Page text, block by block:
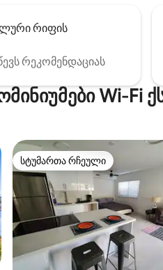
რიფის
რეკომენდაციას
Wi‑Fi
სტუმართა რჩეული
სტუმართა რჩეული